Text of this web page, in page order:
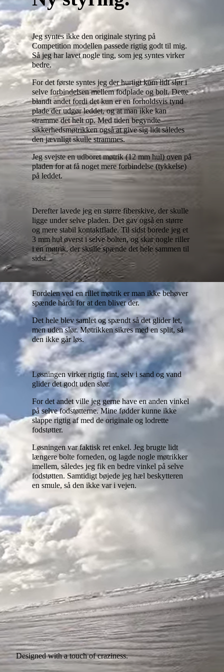
Jeg syntes ikke den originale styring på
Competition modellen passede rigtig godt til mig.
Så jeg har lavet nogle ting, som jeg syntes virker
bedre.
For det første syntes jeg der hurtigt kom lidt slør i
selve forbindelsen mellem fodplade og bolt. Dette
blandt andet fordi det kun er en forholdsvis tynd
plade der udgør leddet, og at man ikke kan
stramme det helt op. Med tiden begyndte
sikkerhedsmøtrikken også at give sig lidt således
den jævnligt skulle strammes.
Jeg svejste en udboret møtrik (12 mm hul) oven på
pladen for at få noget mere forbindelse (tykkelse)
på leddet.
Derefter lavede jeg en større fiberskive, der skulle
ligge under selve pladen. Det gav også en større
og mere stabil kontaktflade. Til sidst borede jeg et
3 mm hul øverst i selve bolten, og skar nogle riller
i en møtrik, der skulle spænde det hele sammen til
sidst.
Fordelen ved en rillet møtrik er man ikke behøver
spænde hårdt for at den bliver der.
Det hele blev samlet og spændt så det glider let,
men uden slør. Møtrikken sikres med en split, så
den ikke går løs.
Løsningen virker rigtig fint, selv i sand og vand
glider det godt uden slør.
For det andet ville jeg gerne have en anden vinkel
på selve fodstøtterne. Mine fødder kunne ikke
slappe rigtig af med de originale og lodrette
fodstøtter.
Løsningen var faktisk ret enkel. Jeg brugte lidt
længere bolte forneden, og lagde nogle møtrikker
imellem, således jeg fik en bedre vinkel på selve
fodstøtten. Samtidigt bøjede jeg hæl beskytteren
en smule, så den ikke var i vejen.
Designed with a touch of craziness.